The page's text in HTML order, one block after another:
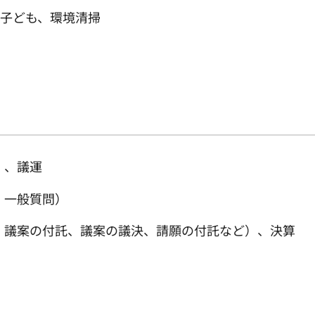
ども、環境清掃
議運
般質問）
案の付託、議案の議決、請願の付託など）、決算